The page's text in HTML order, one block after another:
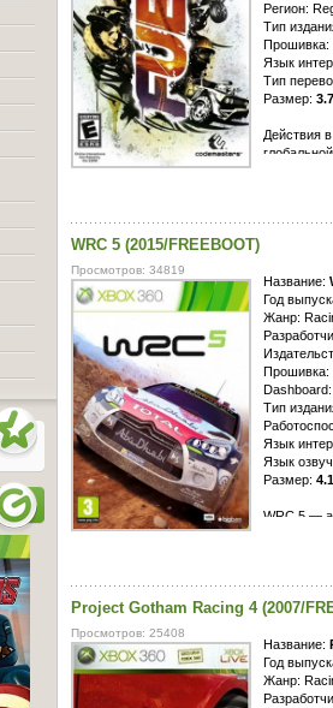
Регион:
Тип
Прошивка:
Язык
Тип
Размер:
Действия
живое. В
Ведь
уступив
планете.
WRC 5 (2015/FREEBOOT)
Просмотров: 34819
Название:
Год
Жанр:
Прошивка:
Тип
Язык
Язык
Размер:
WRC 5 —
окунуться
Project Gotham Racing 4 (2007/
Просмотров: 25408
Название:
Год
Жанр: